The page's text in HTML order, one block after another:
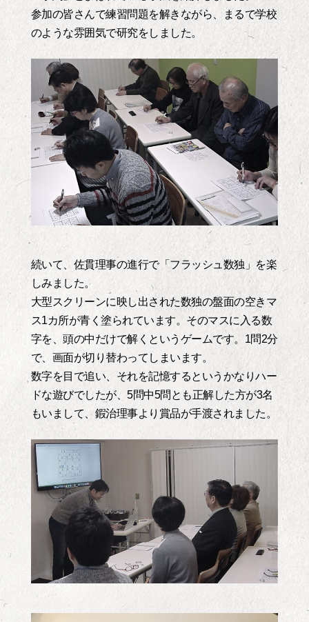
参加の皆さんで練習問題を解きながら、まるで学校
のような雰囲気で研究をしました。
続いて、佐貫理事の進行で「フラッシュ数独」を楽
しみました。
大型スクリーンに映し出された数独の盤面の空きマ
ス1カ所が青く塗られています。そのマスに入る数
字を、頭の中だけで解くというゲームです。1問2分
で、画面が切り替わってしまいます。
数字を目で追い、それを記憶するというかなりハー
ドな遊びでしたが、5問中5問とも正解した方が3名
もいまして、鍜治理事より賞品が手渡されました。